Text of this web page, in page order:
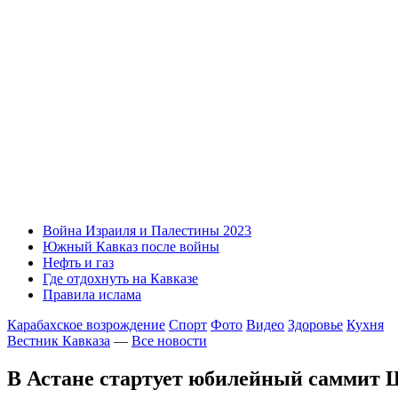
Война Израиля и Палестины 2023
Южный Кавказ после войны
Нефть и газ
Где отдохнуть на Кавказе
Правила ислама
Карабахское возрождение Спорт Фото Видео Здоровье Кухня
Вестник Кавказа — Все новости
В Астане стартует юбилейный